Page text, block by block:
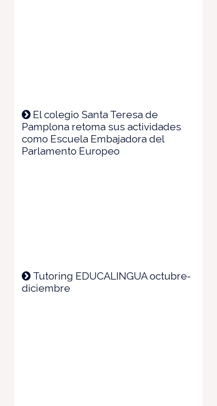
El colegio Santa Teresa de
Pamplona retoma sus actividades
como Escuela Embajadora del
Parlamento Europeo
Tutoring EDUCALINGUA octubre-
diciembre